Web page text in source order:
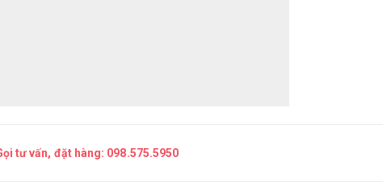
tư vấn, đặt hàng: 098.575.5950